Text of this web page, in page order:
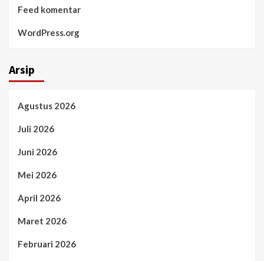
Feed komentar
WordPress.org
Arsip
Agustus 2026
Juli 2026
Juni 2026
Mei 2026
April 2026
Maret 2026
Februari 2026